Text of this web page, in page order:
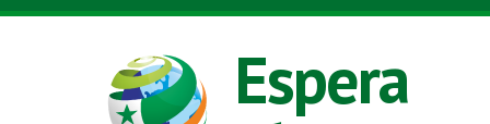
Skip to main content
Espera